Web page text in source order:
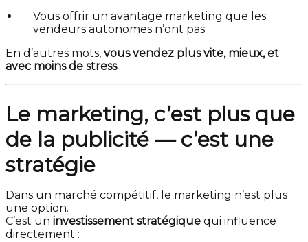
Vous offrir un avantage marketing que les
vendeurs autonomes n’ont pas
En d’autres mots, vous vendez plus vite, mieux, et
avec moins de stress.
Le marketing, c’est plus que
de la publicité — c’est une
stratégie
Dans un marché compétitif, le marketing n’est plus
une option.
C’est un investissement stratégique qui influence
directement :